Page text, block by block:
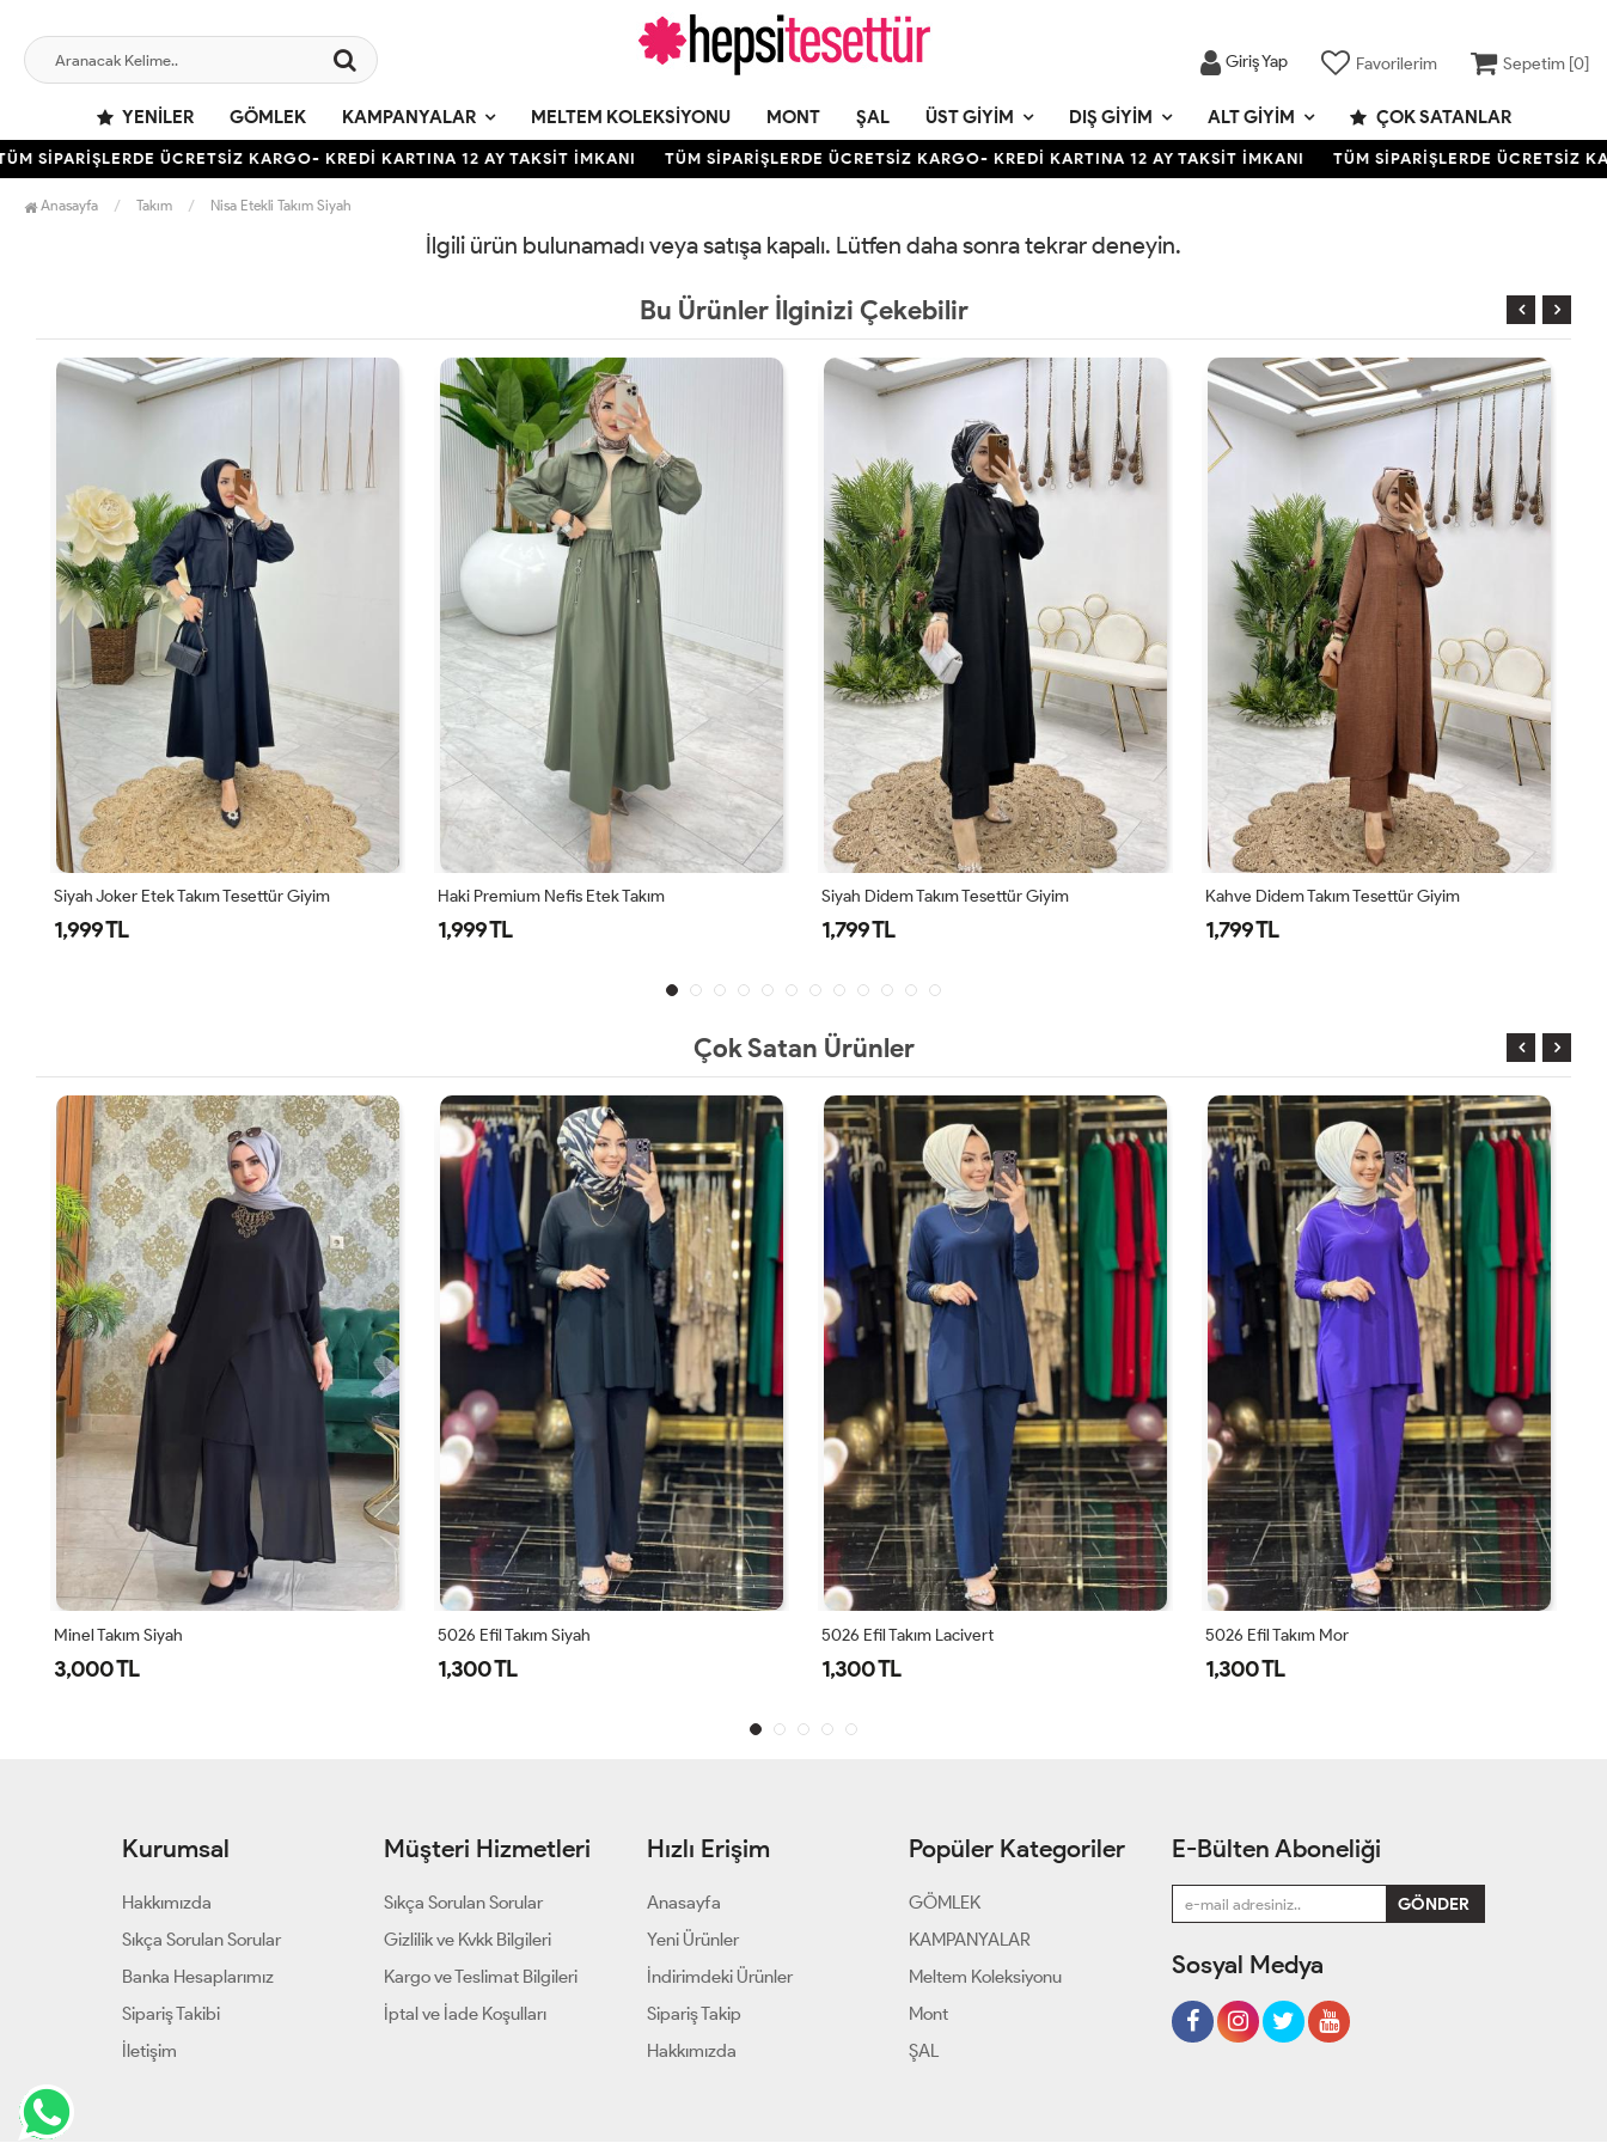
Giriş Yap Favorilerim Sepetim [0]
YENILER GÖMLEK KAMPANYALAR MELTEM KOLEKSIYONU MONT ŞAL ÜST GIYIM DIŞ GIYIM ALT GIYIM ÇOK SATANLAR
ÜCRETSİZ KARGO- KREDİ KARTINA 12 AY TAKSİT İMKANI TÜM SİPARİŞLERDE ÜCRETSİZ KARGO- KREDİ KARTINA 12 AY TAKSİT İMKANI TÜM SİPARİŞLERDE ÜCRETSİZ
Anasayfa Takım Nisa Etekli Takım Siyah
İlgili ürün bulunamadı veya satışa kapalı. Lütfen daha sonra tekrar deneyin.
Bu Ürünler İlginizi Çekebilir
Siyah Joker Etek Takım Tesettür Giyim
1,999 TL
Haki Premium Nefis Etek Takım
1,999 TL
Siyah Didem Takım Tesettür Giyim
1,799 TL
Kahve Didem Takım Tesettür Giyim
1,799 TL
Çok Satan Ürünler
Minel Takım Siyah
3,000 TL
5026 Efil Takım Siyah
1,300 TL
5026 Efil Takım Lacivert
1,300 TL
5026 Efil Takım Mor
1,300 TL
Kurumsal
Hakkımızda
Sıkça Sorulan Sorular
Banka Hesaplarımız
Sipariş Takibi
İletişim
Müşteri Hizmetleri
Sıkça Sorulan Sorular
Gizlilik ve Kvkk Bilgileri
Kargo ve Teslimat Bilgileri
İptal ve İade Koşulları
Hızlı Erişim
Anasayfa
Yeni Ürünler
İndirimdeki Ürünler
Sipariş Takip
Hakkımızda
Popüler Kategoriler
GÖMLEK
KAMPANYALAR
Meltem Koleksiyonu
Mont
ŞAL
E-Bülten Aboneliği
Sosyal Medya